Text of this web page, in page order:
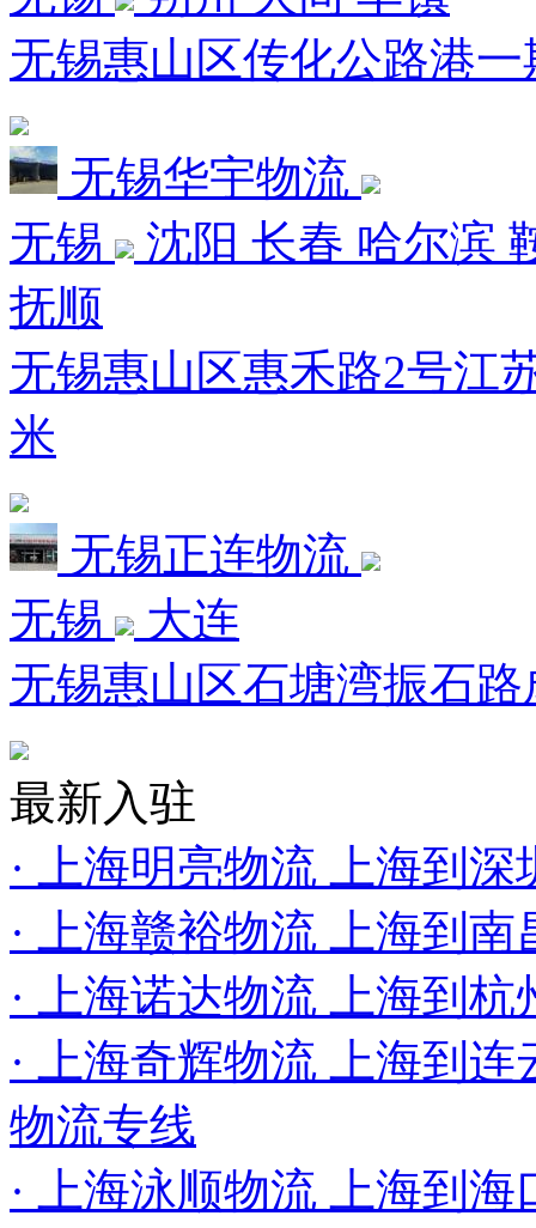
无锡惠山区传化公路港
无锡华宇物流
无锡
沈阳 长春 哈尔滨
抚顺
无锡惠山区惠禾路2号江
米
无锡正连物流
无锡
大连
无锡惠山区石塘湾振石
最新入驻
· 上海明亮物流 上海到深
· 上海赣裕物流 上海到南
· 上海诺达物流 上海到杭
· 上海奇辉物流 上海到
物流专线
· 上海泳顺物流 上海到